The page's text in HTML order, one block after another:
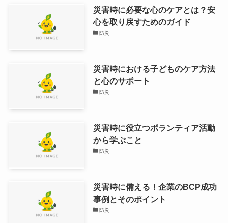
災害時に必要な心のケアとは？安
心を取り戻すためのガイド
防災
災害時における子どものケア方法
と心のサポート
防災
災害時に役立つボランティア活動
から学ぶこと
防災
災害時に備える！企業のBCP成功
事例とそのポイント
防災